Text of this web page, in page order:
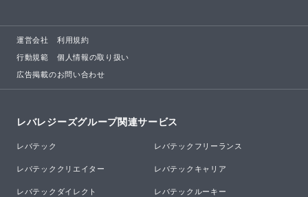
運営会社 利用規約
行動規範 個人情報の取り扱い
広告掲載のお問い合わせ
レバレジーズグループ関連サービス
レバテック レバテックフリーランス
レバテッククリエイター レバテックキャリア
レバテックダイレクト レバテックルーキー